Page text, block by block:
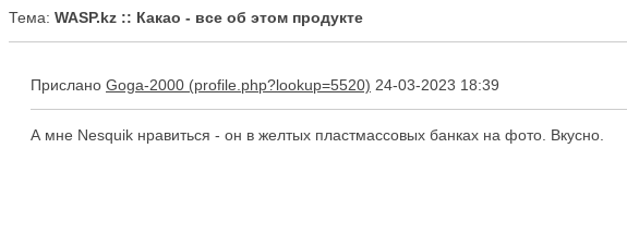
Тема: WASP.kz :: Какао - все об этом продукте
Прислано Goga-2000 24-03-2023 18:39
А мне Nesquik нравиться - он в желтых пластмассовых банках на фото. Вкусно.